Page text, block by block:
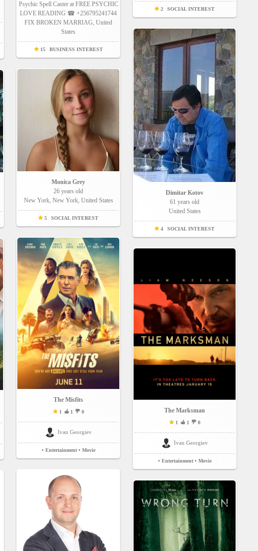
Psychic Spell Caster at FREE PSYCHIC
LOVE READING ☎ +256795241744
FIX BROKEN MARRIAG, United
States
15 BUSINESS INTEREST
Monica Grey
26 years old
New York, New York, United States
5 SOCIAL INTEREST
The Misfits
1 1 0
Ivan Georgiev
• Entertainment • Movie
2 SOCIAL INTEREST
Dimitar Kotov
61 years old
United States
4 SOCIAL INTEREST
The Marksman
1 1 0
Ivan Georgiev
• Entertainment • Movie